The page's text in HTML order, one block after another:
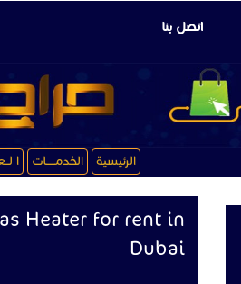
اتصل بنا
الرئيسية الخدمـــــات ا
Heater for rent in
Dubai